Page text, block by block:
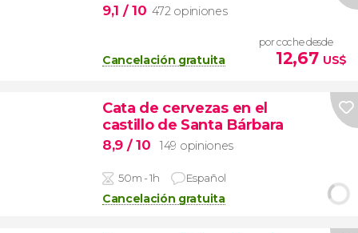
9,1 / 10 472 opiniones
Cancelación gratuita
por coche desde
12,67 US$
Cata de cervezas en el
castillo de Santa Bárbara
8,9 / 10 149 opiniones
50m - 1h Español
Cancelación gratuita